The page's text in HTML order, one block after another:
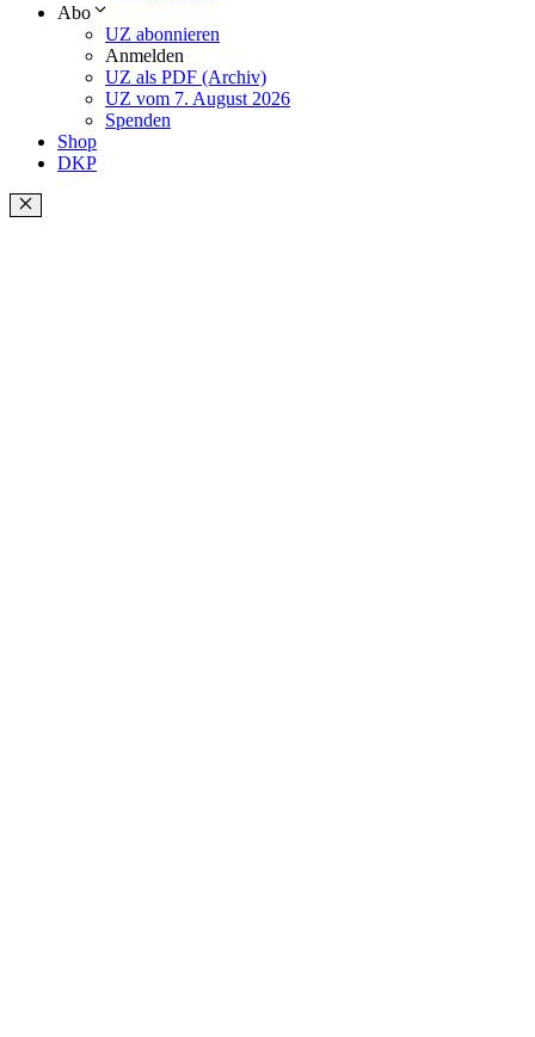
Abo
UZ abonnieren
Anmelden
UZ als PDF (Archiv)
UZ vom 7. August 2026
Spenden
Shop
DKP
Schließen